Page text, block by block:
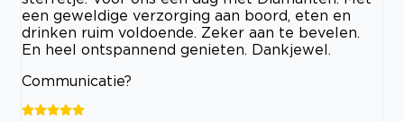
een geweldige verzorging aan boord, eten en
drinken ruim voldoende. Zeker aan te bevelen.
En heel ontspannend genieten. Dankjewel.
Communicatie?